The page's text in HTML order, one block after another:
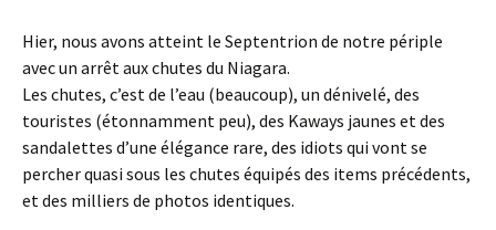
Hier, nous avons atteint le Septentrion de notre périple
avec un arrêt aux chutes du Niagara.
Les chutes, c’est de l’eau (beaucoup), un dénivelé, des
touristes (étonnamment peu), des Kaways jaunes et des
sandalettes d’une élégance rare, des idiots qui vont se
percher quasi sous les chutes équipés des items précédents,
et des milliers de photos identiques.